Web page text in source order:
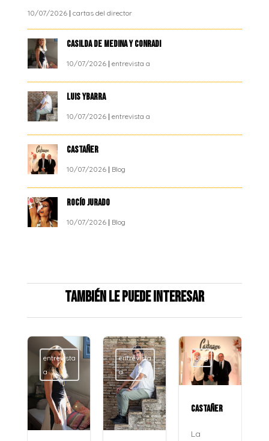
10/07/2026| cartas del director
CASILDA DE MEDINA Y CONRADI
10/07/2026| entrevista a
LUIS YBARRA
10/07/2026| entrevista a
CASTAÑER
10/07/2026| Blog
ROCÍO JURADO
10/07/2026| Blog
También le puede interesar
entrevista
a
entrevista
a
Blog
CASTAÑER
La